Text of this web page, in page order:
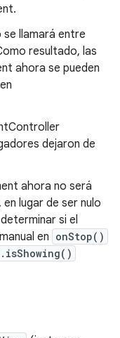
se llamará entre
resultado, las
ahora se pueden
dejaron de
ahora no será
en lugar de ser nulo
si el
en onStop()